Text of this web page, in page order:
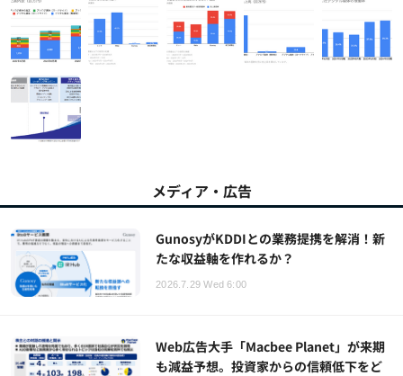
メディア・広告
GunosyがKDDIとの業務提携を解消！新
たな収益軸を作れるか？
2026.7.29 Wed 6:00
Web広告大手「Macbee Planet」が来期
も減益予想。投資家からの信頼低下をど